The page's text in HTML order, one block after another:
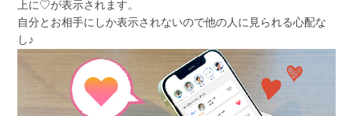
上に♡が表示されます。
自分とお相手にしか表示されないので他の人に見られる心配な
し♪